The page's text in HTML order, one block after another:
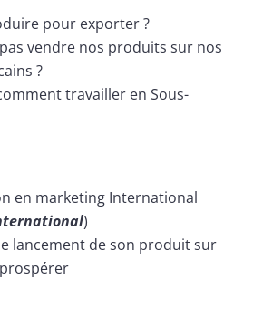
pour exporter ?
vendre nos produits sur nos
?
travailler en Sous-
marketing International
)
de son produit sur